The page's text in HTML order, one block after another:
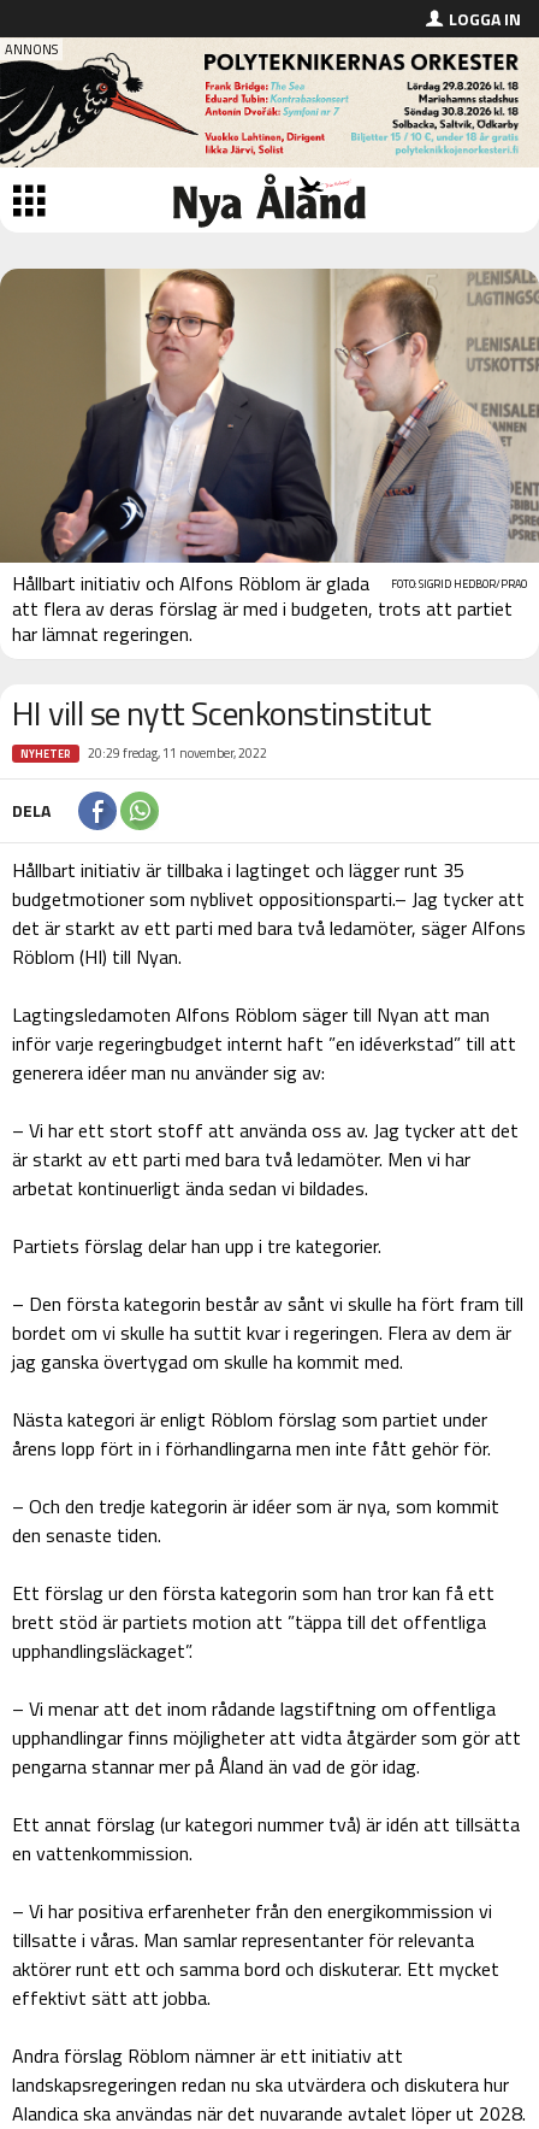
LOGGA IN
FOTO: SIGRID HEDBOR/PRAO
Hållbart initiativ och Alfons Röblom är glada
att flera av deras förslag är med i budgeten, trots att partiet
har lämnat regeringen.
HI vill se nytt Scenkonstinstitut
NYHETER 20:29 fredag, 11 november, 2022
DELA
Hållbart initiativ är tillbaka i lagtinget och lägger runt 35
budgetmotioner som nyblivet oppositionsparti.– Jag tycker att
det är starkt av ett parti med bara två ledamöter, säger Alfons
Röblom (HI) till Nyan.
Lagtingsledamoten Alfons Röblom säger till Nyan att man
inför varje regeringbudget internt haft ”en idéverkstad” till att
generera idéer man nu använder sig av:
– Vi har ett stort stoff att använda oss av. Jag tycker att det
är starkt av ett parti med bara två ledamöter. Men vi har
arbetat kontinuerligt ända sedan vi bildades.
Partiets förslag delar han upp i tre kategorier.
– Den första kategorin består av sånt vi skulle ha fört fram till
bordet om vi skulle ha suttit kvar i regeringen. Flera av dem är
jag ganska övertygad om skulle ha kommit med.
Nästa kategori är enligt Röblom förslag som partiet under
årens lopp fört in i förhandlingarna men inte fått gehör för.
– Och den tredje kategorin är idéer som är nya, som kommit
den senaste tiden.
Ett förslag ur den första kategorin som han tror kan få ett
brett stöd är partiets motion att ”täppa till det offentliga
upphandlingsläckaget”.
– Vi menar att det inom rådande lagstiftning om offentliga
upphandlingar finns möjligheter att vidta åtgärder som gör att
pengarna stannar mer på Åland än vad de gör idag.
Ett annat förslag (ur kategori nummer två) är idén att tillsätta
en vattenkommission.
– Vi har positiva erfarenheter från den energikommission vi
tillsatte i våras. Man samlar representanter för relevanta
aktörer runt ett och samma bord och diskuterar. Ett mycket
effektivt sätt att jobba.
Andra förslag Röblom nämner är ett initiativ att
landskapsregeringen redan nu ska utvärdera och diskutera hur
Alandica ska användas när det nuvarande avtalet löper ut 2028.